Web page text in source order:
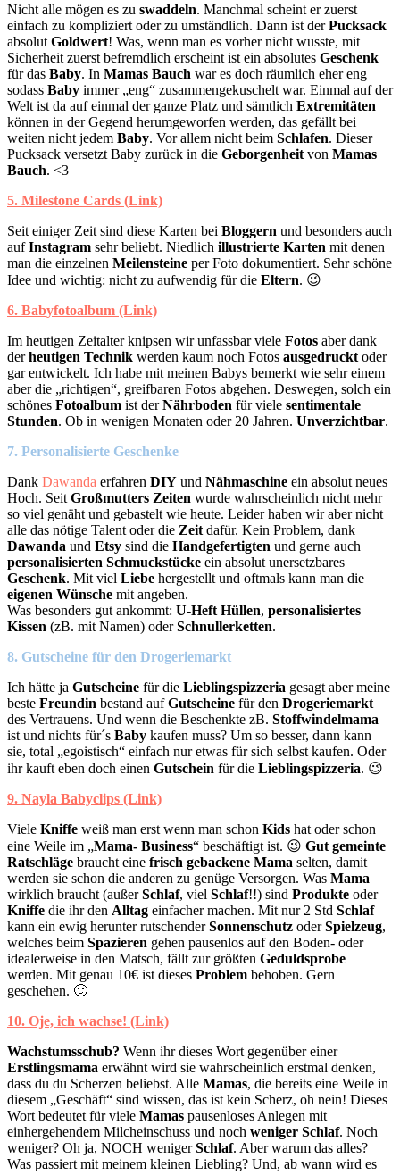
Nicht alle mögen es zu swaddeln. Manchmal scheint er zuerst
einfach zu kompliziert oder zu umständlich. Dann ist derPucksack
absolut Goldwert! Was, wenn man es vorher nicht wusste, mit
Sicherheit zuerst befremdlich erscheint ist ein absolutes Geschenk
für das Baby. In Mamas Bauch war es doch räumlich eher eng
sodass Baby immer „eng“ zusammengekuschelt war. Einmal auf der
Welt ist da auf einmal der ganze Platz und sämtlich Extremitäten
können in der Gegend herumgeworfen werden, das gefällt bei
weiten nicht jedem Baby. Vor allem nicht beim Schlafen. Dieser
Pucksack versetzt Baby zurück in die Geborgenheit von Mamas
Bauch. <3
5. Milestone Cards (Link)
Seit einiger Zeit sind diese Karten bei Bloggern und besonders auch
aufInstagram sehr beliebt. Niedlich illustrierte Karten mit denen
man die einzelnen Meilensteine per Foto dokumentiert. Sehr schöne
Idee und wichtig: nicht zu aufwendig für die Eltern. 😉
6. Babyfotoalbum (Link)
Im heutigen Zeitalter knipsen wir unfassbar viele Fotos aber dank
derheutigen Technik werden kaum noch Fotos ausgedruckt oder
gar entwickelt. Ich habe mit meinen Babys bemerkt wie sehr einem
aber die „richtigen“, greifbaren Fotos abgehen. Deswegen, solch ein
schönes Fotoalbum ist derNährboden für viele sentimentale
Stunden. Ob in wenigen Monaten oder 20 Jahren. Unverzichtbar.
7. Personalisierte Geschenke
Dank Dawanda erfahren DIY und Nähmaschine ein absolut neues
Hoch. Seit Großmutters Zeiten wurde wahrscheinlich nicht mehr
so viel genäht und gebastelt wie heute. Leider haben wir aber nicht
alle das nötige Talent oder die Zeit dafür. Kein Problem, dank
Dawanda und Etsy sind die Handgefertigten und gerne auch
personalisierten Schmuckstücke ein absolut unersetzbares
Geschenk. Mit viel Liebe hergestellt und oftmals kann man die
eigenen Wünsche mit angeben.
Was besonders gut ankommt: U-Heft Hüllen, personalisiertes
Kissen (zB. mit Namen) oderSchnullerketten.
8. Gutscheine für den Drogeriemarkt
Ich hätte ja Gutscheine für die Lieblingspizzeria gesagt aber meine
beste Freundin bestand aufGutscheine für den Drogeriemarkt
des Vertrauens. Und wenn die Beschenkte zB. Stoffwindelmama
ist und nichts für´s Baby kaufen muss? Um so besser, dann kann
sie, total „egoistisch“ einfach nur etwas für sich selbst kaufen. Oder
ihr kauft eben doch einen Gutschein für die Lieblingspizzeria. 😉
9. Nayla Babyclips (Link)
Viele Kniffe weiß man erst wenn man schon Kids hat oder schon
eine Weile im „Mama- Business“ beschäftigt ist. 😉 Gut gemeinte
Ratschläge braucht eine frisch gebackene Mama selten, damit
werden sie schon die anderen zu genüge Versorgen. Was Mama
wirklich braucht (außerSchlaf, viel Schlaf!!) sind Produkte oder
Kniffe die ihr den Alltag einfacher machen. Mit nur 2 Std Schlaf
kann ein ewig herunter rutschenderSonnenschutz oderSpielzeug,
welches beim Spazieren gehen pausenlos auf den Boden- oder
idealerweise in den Matsch, fällt zur größten Geduldsprobe
werden. Mit genau 10€ ist dieses Problem behoben. Gern
geschehen. 🙂
10. Oje, ich wachse! (Link)
Wachstumsschub? Wenn ihr dieses Wort gegenüber einer
Erstlingsmama erwähnt wird sie wahrscheinlich erstmal denken,
dass du du Scherzen beliebst. Alle Mamas, die bereits eine Weile in
diesem „Geschäft“ sind wissen, das ist kein Scherz, oh nein! Dieses
Wort bedeutet für viele Mamas pausenloses Anlegen mit
einhergehendem Milcheinschuss und noch weniger Schlaf. Noch
weniger? Oh ja, NOCH wenigerSchlaf. Aber warum das alles?
Was passiert mit meinem kleinen Liebling? Und, ab wann wird es